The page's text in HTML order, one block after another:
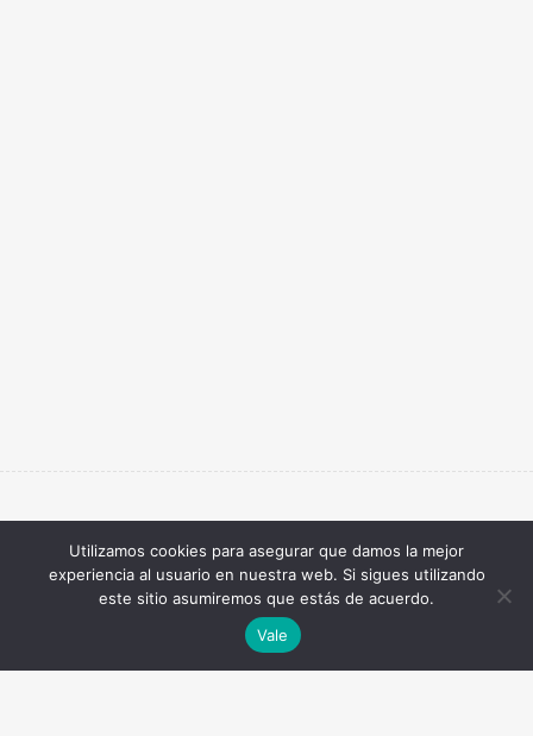
Utilizamos cookies para asegurar que damos la mejor
experiencia al usuario en nuestra web. Si sigues utilizando
este sitio asumiremos que estás de acuerdo.
Vale